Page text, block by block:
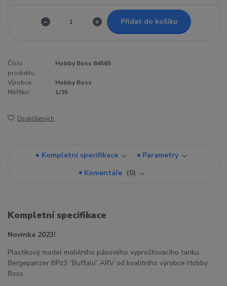
Přidat do košíku
Číslo
produktu:
Hobby Boss 84565
Výrobce:
Hobby Boss
Měřítko:
1/35
Do oblíbených
Kompletní specifikace
Parametry
Komentáře
0
Kompletní specifikace
Novinka 2023!
Plastikový model mobilního pásového vyprošťovacího tanku
Bergepanzer BPz3 “Buffalo” ARV od kvalitního výrobce Hobby
Boss.